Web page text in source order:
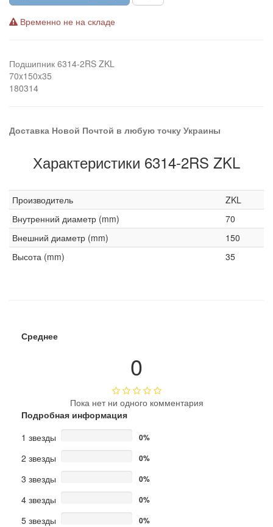
Временно не на складе
Подшипник 6314-2RS ZKL
70x150x35
180314
Доставка Новой Почтой в любую точку Украины
Характеристики 6314-2RS ZKL
Производитель
ZKL
Внутренний диаметр (mm)
70
Внешний диаметр (mm)
150
Высота (mm)
35
Среднее
0
Пока нет ни одного комментария
Подробная информация
1 звезды
0%
2 звезды 0%
3 звезды 0%
4 звезды 0%
5 звезды 0%